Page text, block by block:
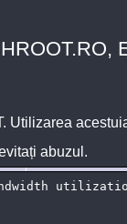
. Utilizarea
abuzul.